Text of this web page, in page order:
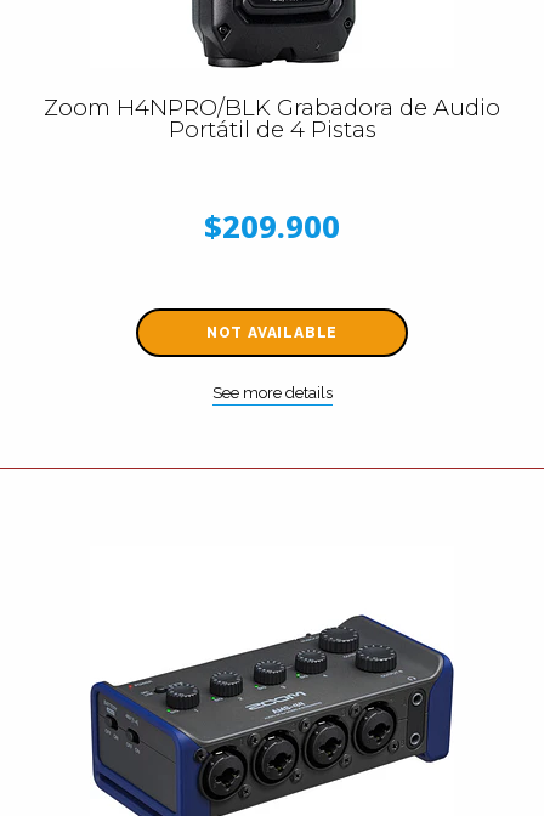
Zoom H4NPRO/BLK Grabadora de Audio
Portátil de 4 Pistas
$209.900
NOT AVAILABLE
See more details